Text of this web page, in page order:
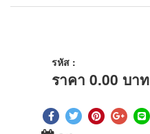
รหัส :
ราคา 0.00 บาท